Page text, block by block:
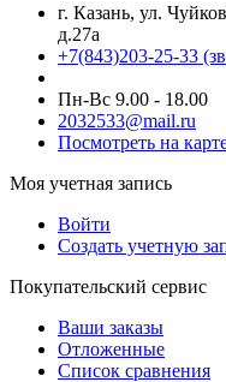
г. Казань, ул.
д.27а
+7(843)203-25-33
Пн-Вс 9.00 - 18.00
2032533@mail.ru
Посмотреть на
Моя учетная запись
Войти
Создать учетную
Покупательский сервис
Ваши заказы
Отложенные
Список сравнения